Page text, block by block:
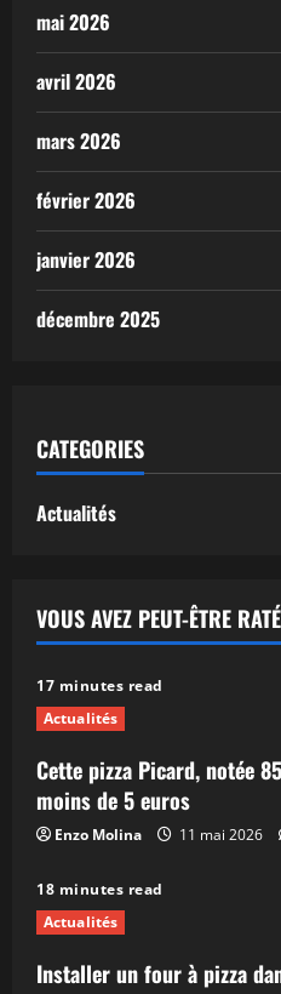
mai 2026
avril 2026
mars 2026
février 2026
janvier 2026
décembre 2025
CATEGORIES
Actualités
VOUS AVEZ PEUT-ÊTRE RATÉ
17 minutes read
Actualités
Cette pizza Picard, notée
moins de 5 euros
Enzo Molina 11 mai 2026
18 minutes read
Actualités
Installer un four à pizza